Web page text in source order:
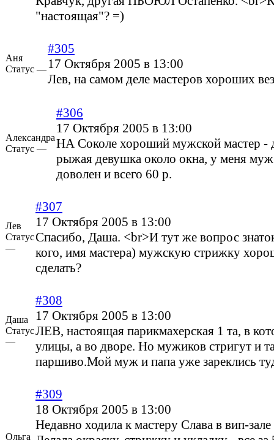
"настоящая"? =)
Аня
Статус —
#305
17 Октября 2005 в 13:00
Лев, на самом деле мастеров хороших
Александра
Статус —
#306
17 Октября 2005 в 13:00
НА Соколе хороший мужской мастер -
рыжая девушка около окна, у меня муж
доволен и всего 60 р.
Лев
Статус
—
#307
17 Октября 2005 в 13:00
Спасибо, Даша. <br>И тут же вопрос
кого, имя мастера) мужскую стрижку
сделать?
Даша
Статус
—
#308
17 Октября 2005 в 13:00
ЛЕВ, настоящая парикмахерская 1 та, в
улицы, а во дворе. Но мужиков стригут и
паршиво.Мой муж и папа уже зареклись
Ольга
#309
18 Октября 2005 в 13:00
Недавно ходила к мастеру Слава в вип-